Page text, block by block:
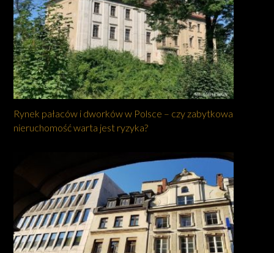
Rynek pałaców i dworków w Polsce – czy zabytkowa
nieruchomość warta jest ryzyka?